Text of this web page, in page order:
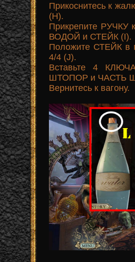
Прикоснитесь к
(Н).
Прикрепите РУЧКУ
ВОДОЙ и СТЕЙК (I).
Положите СТЕЙК в
4/4 (J).
Вставьте 4
ШТОПОР и ЧАСТЬ
Вернитесь к вагону.